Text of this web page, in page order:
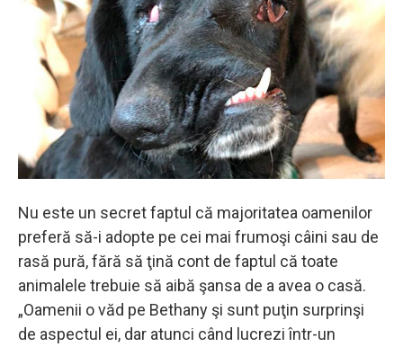
Nu este un secret faptul că majoritatea oamenilor
preferă să-i adopte pe cei mai frumoşi câini sau de
rasă pură, fără să ţină cont de faptul că toate
animalele trebuie să aibă şansa de a avea o casă.
„Oamenii o văd pe Bethany şi sunt puţin surprinşi
de aspectul ei, dar atunci când lucrezi într-un